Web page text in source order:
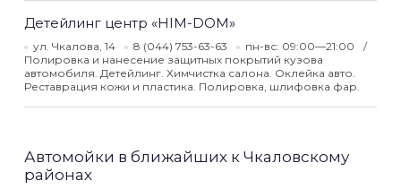
Детейлинг центр «HIM-DOM»
ул. Чкалова, 14 8 (044) 753-63-63
пн-вс: 09:00—21:00
Полировка и нанесение защитных покрытий кузова
автомобиля. Детейлинг. Химчистка салона. Оклейка авто.
Реставрация кожи и пластика. Полировка, шлифовка фар.
Автомойки в ближайших к Чкаловскому
районах